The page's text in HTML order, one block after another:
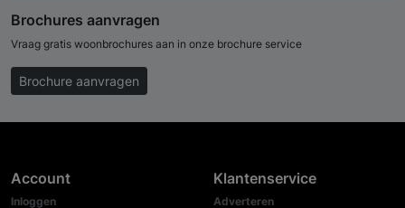
Brochures aanvragen
Vraag gratis woonbrochures aan in onze brochure service
Brochure aanvragen
Account
Inloggen
Klantenservice
Adverteren